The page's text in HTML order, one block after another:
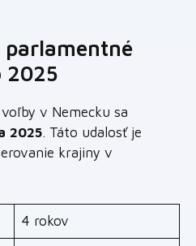
parlamentné
2025
v Nemecku sa
2025. Táto udalosť je
krajiny v
4 rokov